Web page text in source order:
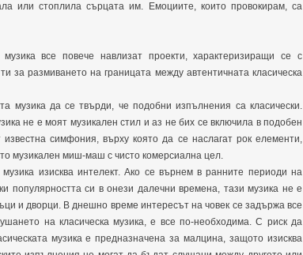
или стоплила сърцата им. Емоциите, които провокирам, са
все повече навлизат проекти, характеризиращи се с
за размиването на границата между автентичната класическа
музика да се твърди, че подобни изпълнения са класически.
не е моят музикален стил и аз не бих се включила в подобен
симфония, върху която да се наслагат рок елементи,
музикален миш-маш с чисто комерсиална цел.
изисква интелект. Ако се върнем в ранните периоди на
популярността си в онези далечни времена, тази музика не е
и дворци. В днешно време интересът на човек се задържа все
на класическа музика, е все по-необходима. С риск да
музика е предназначена за малцина, защото изисква